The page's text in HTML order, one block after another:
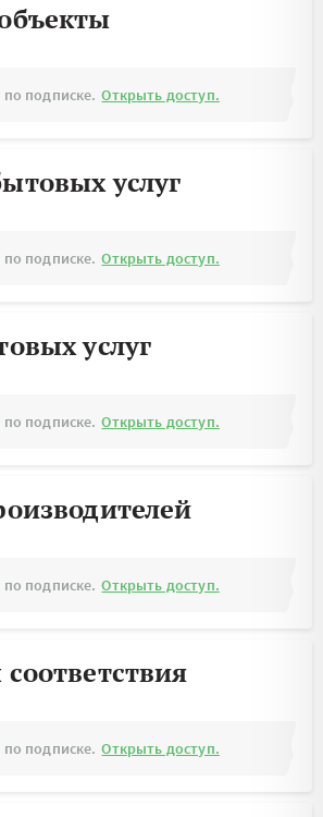
подписке. Открыть доступ.
услуг
подписке. Открыть доступ.
услуг
подписке. Открыть доступ.
подписке. Открыть доступ.
подписке. Открыть доступ.